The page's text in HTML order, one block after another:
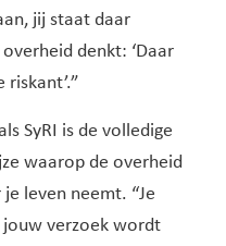
jij staat daar
denkt: ‘Daar
SyRI is de volledige
waarop de overheid
leven neemt. “Je
verzoek wordt